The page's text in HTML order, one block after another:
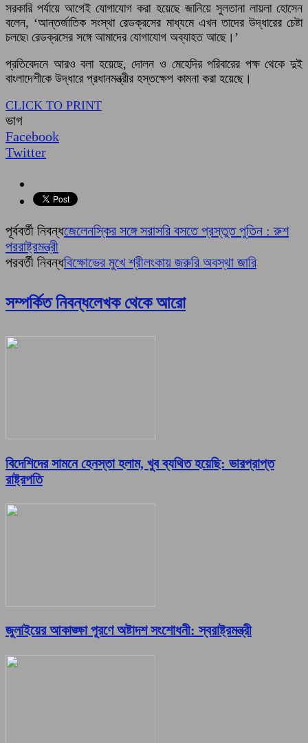
সরকারি পর্যায়ে আগেই যোগাযোগ করা হয়েছে জানিয়ে সুলতানা লায়লা হোসেন
বলেন, ‘আন্তর্জাতিক সংস্থা রেডক্রসের মাধ্যমে এখন তাদের উদ্ধারের চেষ্টা
চলছে৷ রেডক্রসের সঙ্গে আমাদের যোগাযোগ অব্যাহত আছে।’
প্রতিবেদনে আরও বলা হয়েছে, দোলন ও মেহেদির পরিবারের পক্ষ থেকে দুই
বাংলাদেশীকে উদ্ধারে প্রধানমন্ত্রীর হস্তক্ষেপ কামনা করা হয়েছে।
CLICK TO PRINT
ভাগ
Facebook
Twitter
পূর্ববর্তী নিবন্ধজেলেনস্কির সঙ্গে সরাসরি বসতে প্রস্তুত পুতিন : রুশ
পররাষ্ট্রমন্ত্রী
পরবর্তী নিবন্ধবিক্ষোভের মুখে শ্রীলংকায় জরুরি অবস্থা জারি
সম্পর্কিত নিবন্ধলেখক থেকে আরো
বিদেশিদের সামনে হেনস্তা হলাম, খুব ব্যথিত হয়েছি: ভারপ্রাপ্ত
রাষ্ট্রপতি
জুলাইয়ের আকাঙ্ক্ষা পূরণে অষ্টাদশ সংশোধনী: স্বরাষ্ট্রমন্ত্রী